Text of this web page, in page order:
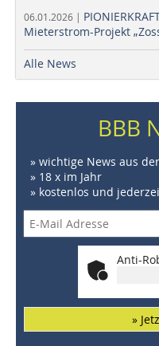
06.01.2026 |
Mieterstrom-Projekt
Alle News
BBB
» wichtige News aus
» 18 x im Jahr
» kostenlos und
Anti-
»